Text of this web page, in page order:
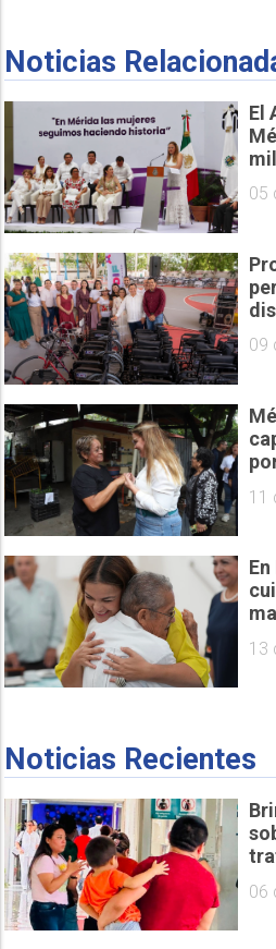
Noticias
El
05
09
11
13
Noticias Recientes
06